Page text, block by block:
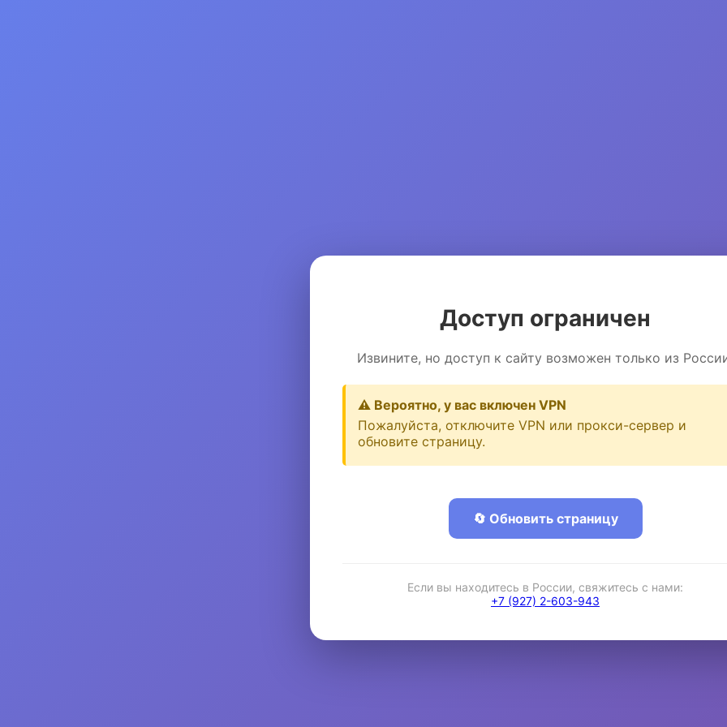
Доступ ограничен
Извините, но доступ к сайту возможен только из
⚠️ Вероятно, у вас включен VPN
Пожалуйста, отключите VPN или прокси-сервер и
обновите страницу.
🔄 Обновить страницу
Если вы находитесь в России, свяжитесь с нами:
+7 (927) 2-603-943